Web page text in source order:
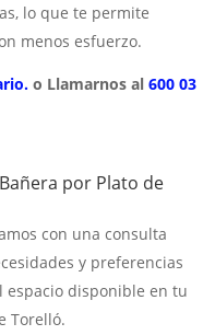
lo que te permite
menos esfuerzo.
o Llamarnos al 600 03
por Plato de
con una consulta
y preferencias
espacio disponible en tu
Torelló.